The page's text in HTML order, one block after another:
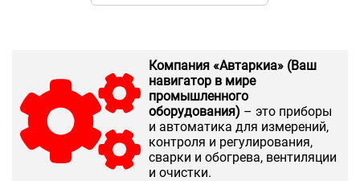
Компания «Автаркиа» (Ваш
навигатор в мире
промышленного
оборудования) – это приборы
и автоматика для измерений,
контроля и регулирования,
сварки и обогрева, вентиляции
и очистки.